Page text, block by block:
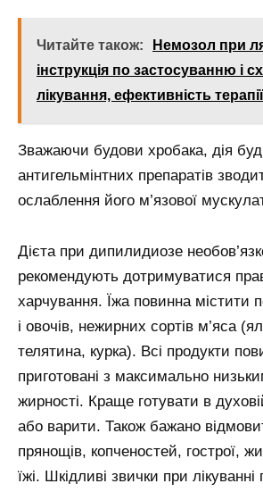
Читайте також:
Немозол при
інструкція по застосуванню і
лікування, ефективність терапії
Зважаючи будови хробака, дія
антигельмінтних препаратів
ослаблення його м’язової
Дієта при дипилидиозе
рекомендують дотримуватися
харчування. Їжа повинна містити
і овочів, нежирних сортів м’яса
телятина, курка). Всі продукти
приготовані з максимально
жирності. Краще готувати в
або варити. Також бажано
прянощів, копченостей, гострої,
їжі. Шкідливі звички при лікуванні